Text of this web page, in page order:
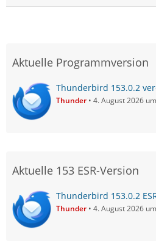
Aktuelle Programmversion
Thunderbird 153.0.2
Thunder 4. August 2026
Aktuelle 153 ESR-Version
Thunderbird 153.0.2
Thunder 4. August 2026